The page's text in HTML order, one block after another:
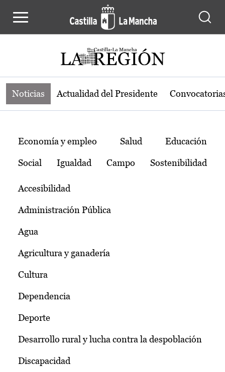
Noticias de la región de Castilla-La
Noticias Actualidad del Presidente
Temas
Economía y empleo Salud Educación
Social Igualdad Campo Sostenibilidad
Accesibilidad
Administración Pública
Agua
Agricultura y ganadería
Cultura
Dependencia
Deporte
Desarrollo rural y lucha contra la despoblación
Discapacidad